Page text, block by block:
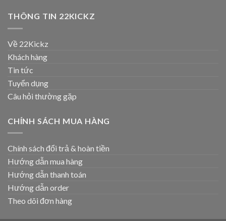
THÔNG TIN 22KICKZ
Về 22Kickz
Khách hàng
Tin tức
Tuyển dụng
Câu hỏi thường gặp
CHÍNH SÁCH MUA HÀNG
Chính sách đổi trả & hoàn tiền
Hướng dẫn mua hàng
Hướng dẫn thanh toán
Hướng dẫn order
Theo dõi đơn hàng